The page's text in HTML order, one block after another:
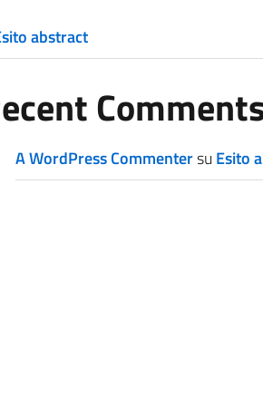
abstract
A WordPress Commentersu Esito